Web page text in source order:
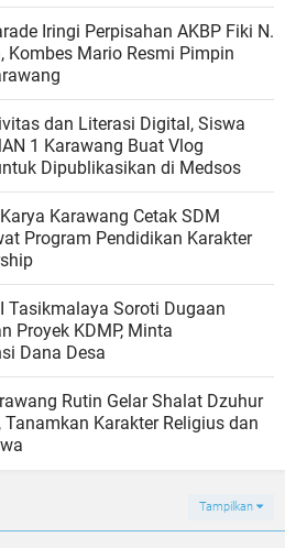
Iringi Perpisahan AKBP Fiki N.
Kombes Mario Resmi Pimpin
dan Literasi Digital, Siswa
1 Karawang Buat Vlog
Dipublikasikan di Medsos
Karawang Cetak SDM
Program Pendidikan Karakter
Tasikmalaya Soroti Dugaan
Proyek KDMP, Minta
Dana Desa
Rutin Gelar Shalat Dzuhur
Tanamkan Karakter Religius dan
Tampilkan